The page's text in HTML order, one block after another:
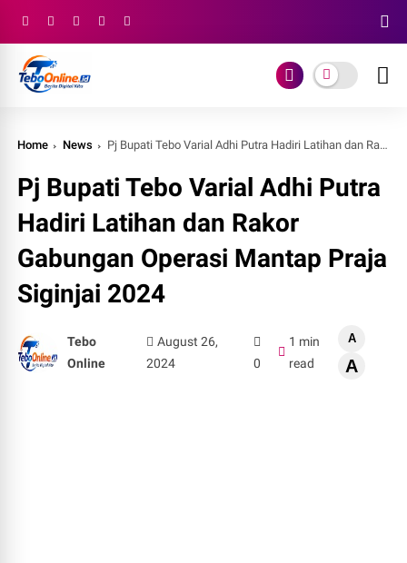
Home News Pj Bupati Tebo Varial Adhi Putra Hadiri Latihan dan Rakor Gabungan Operasi Mantap Praja Siginjai 2024
Pj Bupati Tebo Varial Adhi Putra
Hadiri Latihan dan Rakor
Gabungan Operasi Mantap Praja
Siginjai 2024
Tebo
Online
August 26,
2024
0
1 min
read
A
A